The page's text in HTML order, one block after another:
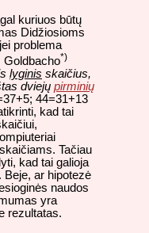
kuriuos būtų
Didžiosioms
problema
Goldbacho*)
lyginis skaičius,
dviejų pirminių
44=31+13
kad tai
Tačiau
kad tai galioja
Beje, ar hipotezė
naudos
yra
rezultatas.